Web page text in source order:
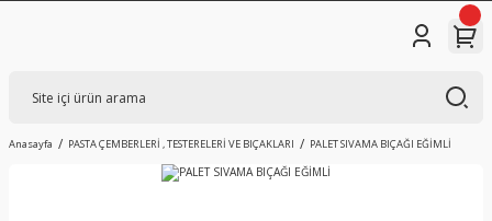
Anasayfa PASTA ÇEMBERLERİ , TESTERELERİ VE BIÇAKLARI PALET SIVAMA BIÇAĞI EĞİMLİ